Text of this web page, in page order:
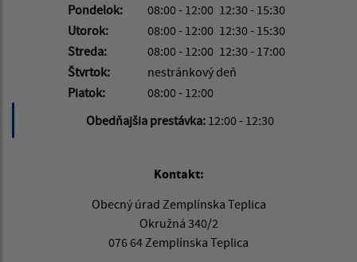
Pondelok:
08:00 - 12:00 12:30 - 15:30
Utorok:
08:00 - 12:00 12:30 - 15:30
Streda:
08:00 - 12:00 12:30 - 17:00
Štvrtok:
nestránkový deň
Piatok:
08:00 - 12:00
Obedňajšia prestávka: 12:00 - 12:30
Kontakt:
Obecný úrad Zemplínska Teplica
Okružná 340/2
076 64 Zemplínska Teplica